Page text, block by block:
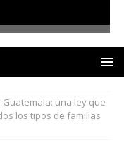
Guatemala: una ley que
los tipos de familias